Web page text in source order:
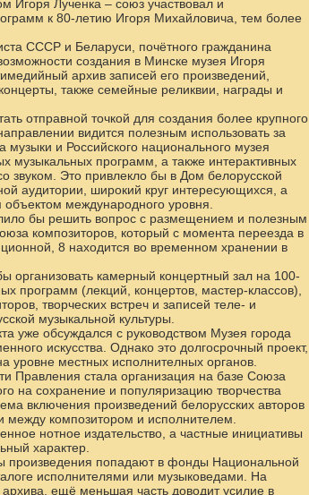
Игоря Лученка – союз участвовал и
к 80-летию Игоря Михайловича, тем более
СССР и Беларуси, почётного гражданина
создания в Минске музея Игоря
архив записей его произведений,
также семейные реликвии, награды и
отправной точкой для создания более крупного
видится полезным использовать за
и Российского национального музея
музыкальных программ, а также интерактивных
звуком. Это привлекло бы в Дом белорусской
аудитории, широкий круг интересующихся, а
международного уровня.
бы решить вопрос с размещением и полезным
композиторов, который с момента переезда в
8 находится во временном хранении в
организовать камерный концертный зал на 100-
программ (лекций, концертов, мастер-классов),
творческих встреч и записей теле- и
музыкальной культуры.
уже обсуждался с руководством Музея города
искусства. Однако это долгосрочный проект,
уровне местных исполнителных органов.
стала организация на базе Союза
на сохранение и популяризацию творчества
включения произведений белорусских авторов
между композитором и исполнителем.
нотное издательство, а частные инициативы
характер.
произведения попадают в фонды Национальной
исполнителями или музыковедами. На
ещё меньшая часть доводит усилие в